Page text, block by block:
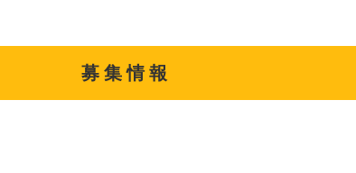
募集情報